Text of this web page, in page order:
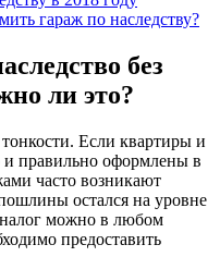
гараж по наследству?
без
ли это?
Если квартиры и
правильно оформлены в
часто возникают
остался на уровне
можно в любом
предоставить